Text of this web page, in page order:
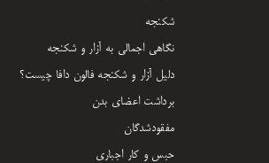
شکنجه
نگاهی اجمالی به آزار و شکنجه
دلیل آزار و شکنجه فالون دافا چیست؟
برداشت اعضای بدن
مفقودشدگان
حبس و کار اجباری